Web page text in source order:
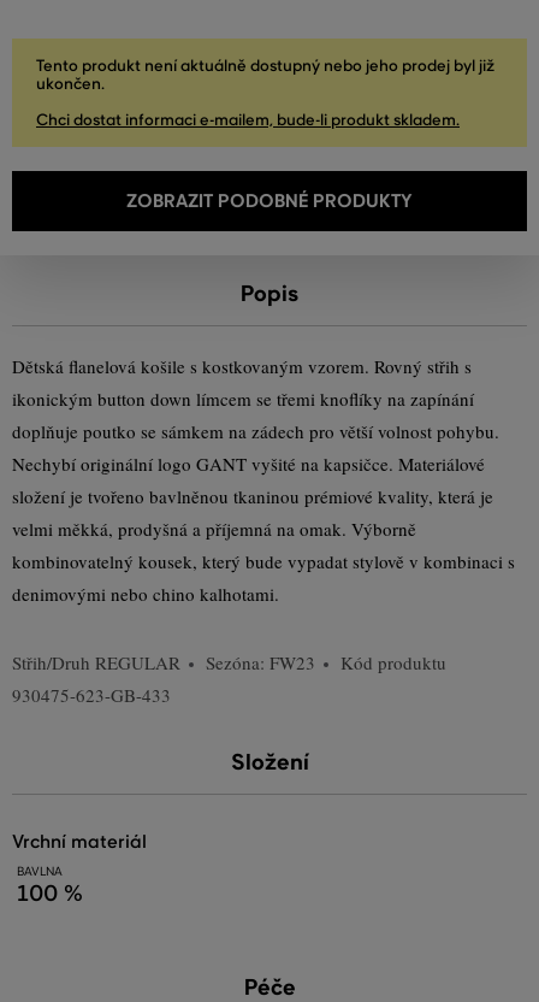
Tento produkt není aktuálně dostupný nebo jeho prodej byl již
ukončen.
Chci dostat informaci e-mailem, bude-li produkt skladem.
ZOBRAZIT PODOBNÉ PRODUKTY
Popis
Dětská flanelová košile s kostkovaným vzorem. Rovný střih s
ikonickým button down límcem se třemi knoflíky na zapínání
doplňuje poutko se sámkem na zádech pro větší volnost pohybu.
Nechybí originální logo GANT vyšité na kapsičce. Materiálové
složení je tvořeno bavlněnou tkaninou prémiové kvality, která je
velmi měkká, prodyšná a příjemná na omak. Výborně
kombinovatelný kousek, který bude vypadat stylově v kombinaci s
denimovými nebo chino kalhotami.
Střih/Druh REGULAR Sezóna: FW23
Kód produktu
930475-623-GB-433
Složení
vrchní materiál
BAVLNA
100 %
Péče